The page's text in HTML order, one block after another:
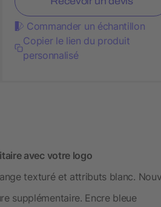
Commander un échantillon
Copier le lien du produit
personnalisé
avec votre logo
texturé et attributs blanc.
supplémentaire. Encre bleue